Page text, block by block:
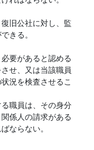
旧公社に対し、監
きる。
要があると認める
せ、又は当該職員
況を検査させるこ
職員は、その身分
係人の請求がある
ならない。